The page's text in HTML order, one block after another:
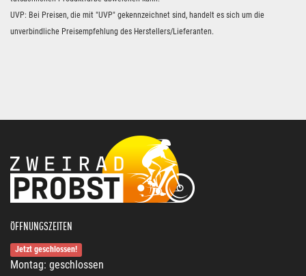
UVP: Bei Preisen, die mit "UVP" gekennzeichnet sind, handelt es sich um die
unverbindliche Preisempfehlung des Herstellers/Lieferanten.
ÖFFNUNGSZEITEN
Jetzt geschlossen!
Montag: geschlossen